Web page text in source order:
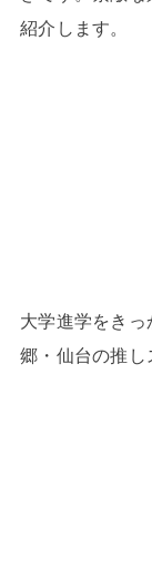
紹介します。
大学進学をき
郷・仙台の推し